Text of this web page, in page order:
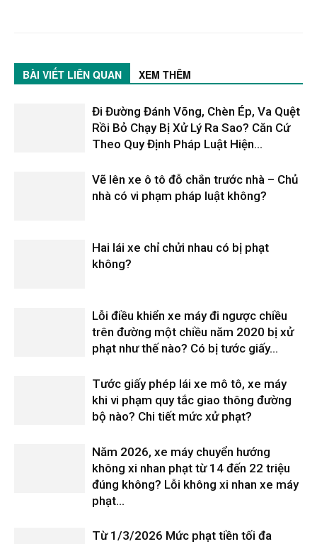
BÀI VIẾT LIÊN QUAN XEM THÊM
Đi Đường Đánh Võng, Chèn Ép, Va Quệt
Rồi Bỏ Chạy Bị Xử Lý Ra Sao? Căn Cứ
Theo Quy Định Pháp Luật Hiện...
Vẽ lên xe ô tô đỗ chắn trước nhà – Chủ
nhà có vi phạm pháp luật không?
Hai lái xe chỉ chửi nhau có bị phạt
không?
Lỗi điều khiển xe máy đi ngược chiều
trên đường một chiều năm 2020 bị xử
phạt như thế nào? Có bị tước giấy...
Tước giấy phép lái xe mô tô, xe máy
khi vi phạm quy tắc giao thông đường
bộ nào? Chi tiết mức xử phạt?
Năm 2026, xe máy chuyển hướng
không xi nhan phạt từ 14 đến 22 triệu
đúng không? Lỗi không xi nhan xe máy
phạt...
Từ 1/3/2026 Mức phạt tiền tối đa